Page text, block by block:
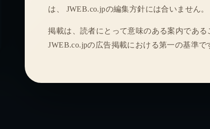
は、 JWEB.co.jpの編集方針には合いません。
掲載は、読者にとって意味のある案内である
JWEB.co.jpの広告掲載における第一の基準で